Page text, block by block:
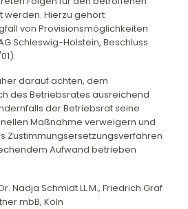
Hierzu gehört
von Provisionsmöglichkeiten
Schleswig-Holstein, Beschluss
darauf achten, dem
des Betriebsrates ausreichend
der Betriebsrat seine
Maßnahme verweigern und
Zustimmungsersetzungsverfahren
Aufwand betrieben
Nadja Schmidt LL.M., Friedrich Graf
mbB, Köln